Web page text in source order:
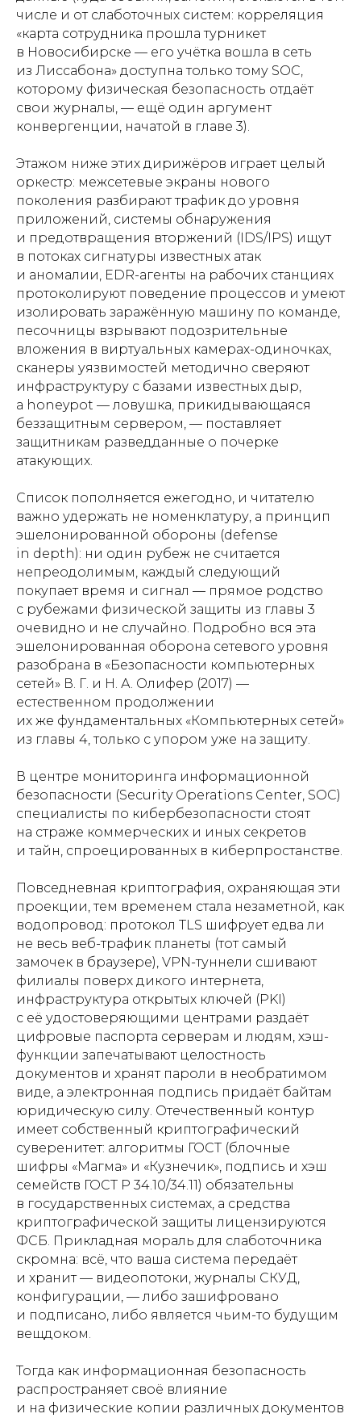
числе и от слаботочных систем: корреляция
«карта сотрудника прошла турникет
в Новосибирске — его учётка вошла в сеть
из Лиссабона» доступна только тому SOC,
которому физическая безопасность отдаёт
свои журналы, — ещё один аргумент
конвергенции, начатой в главе 3).
Этажом ниже этих дирижёров играет целый
оркестр: межсетевые экраны нового
поколения разбирают трафик до уровня
приложений, системы обнаружения
и предотвращения вторжений (IDS/IPS) ищут
в потоках сигнатуры известных атак
и аномалии, EDR-агенты на рабочих станциях
протоколируют поведение процессов и умеют
изолировать заражённую машину по команде,
песочницы взрывают подозрительные
вложения в виртуальных камерах-одиночках,
сканеры уязвимостей методично сверяют
инфраструктуру с базами известных дыр,
а honeypot — ловушка, прикидывающаяся
беззащитным сервером, — поставляет
защитникам разведданные о почерке
атакующих.
Список пополняется ежегодно, и читателю
важно удержать не номенклатуру, а принцип
эшелонированной обороны (defense
in depth): ни один рубеж не считается
непреодолимым, каждый следующий
покупает время и сигнал — прямое родство
с рубежами физической защиты из главы 3
очевидно и не случайно. Подробно вся эта
эшелонированная оборона сетевого уровня
разобрана в «Безопасности компьютерных
сетей» В. Г. и Н. А. Олифер (2017) —
естественном продолжении
их же фундаментальных «Компьютерных сетей»
из главы 4, только с упором уже на защиту.
В центре мониторинга информационной
безопасности (Security Operations Center, SOC)
специалисты по кибербезопасности стоят
на страже коммерческих и иных секретов
и тайн, спроецированных в киберпростанстве.
Повседневная криптография, охраняющая эти
проекции, тем временем стала незаметной, как
водопровод: протокол TLS шифрует едва ли
не весь веб-трафик планеты (тот самый
замочек в браузере), VPN-туннели сшивают
филиалы поверх дикого интернета,
инфраструктура открытых ключей (PKI)
с её удостоверяющими центрами раздаёт
цифровые паспорта серверам и людям, хэш-
функции запечатывают целостность
документов и хранят пароли в необратимом
виде, а электронная подпись придаёт байтам
юридическую силу. Отечественный контур
имеет собственный криптографический
суверенитет: алгоритмы ГОСТ (блочные
шифры «Магма» и «Кузнечик», подпись и хэш
семейств ГОСТ Р 34.10/34.11) обязательны
в государственных системах, а средства
криптографической защиты лицензируются
ФСБ. Прикладная мораль для слаботочника
скромна: всё, что ваша система передаёт
и хранит — видеопотоки, журналы СКУД,
конфигурации, — либо зашифровано
и подписано, либо является чьим-то будущим
вещдоком.
Тогда как информационная безопасность
распространяет своё влияние
и на физические копии различных документов